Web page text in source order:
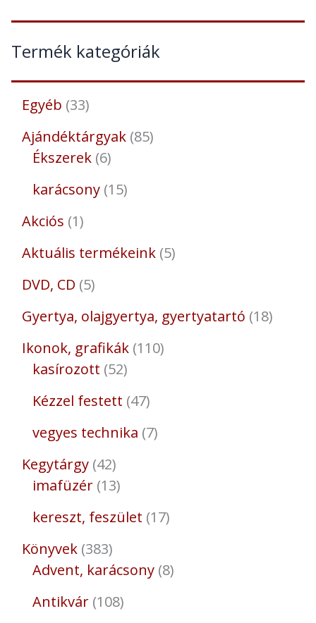
Termék kategóriák
Egyéb 33
Ajándéktárgyak 85
Ékszerek 6
karácsony 15
Akciós 1
Aktuális termékeink 5
DVD, CD 5
Gyertya, olajgyertya, gyertyatartó 18
Ikonok, grafikák 110
kasírozott 52
Kézzel festett 47
vegyes technika 7
Kegytárgy 42
imafüzér 13
kereszt, feszület 17
Könyvek 383
Advent, karácsony 8
Antikvár 108